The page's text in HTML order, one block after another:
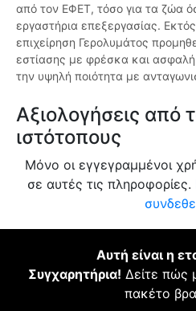
από τον ΕΦΕΤ, τόσο για τα ζώα
εργαστήρια επεξεργασίας.
επιχείρηση Γερολυμάτος
εστίασης με φρέσκα και
την υψηλή ποιότητα με
Αξιολογήσεις από
ιστότοπους
Μόνο οι εγγεγραμμένοι
σε αυτές τις πληροφορίες.
Αυτή είναι η
Συγχαρητήρια! Δείτε πώς
πακέτο